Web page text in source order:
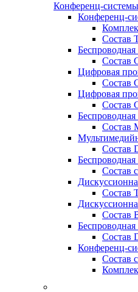
Конференц-системы
Конференц-
Состав
Состав
Цифровая
Состав
Цифровая
Состав
Состав
Состав
Состав
Состав
Состав
Состав
Конференц-
Состав